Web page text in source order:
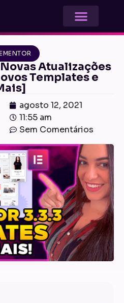
Atualizações
Templates e
agosto 12, 2021
11:55 am
Sem Comentários